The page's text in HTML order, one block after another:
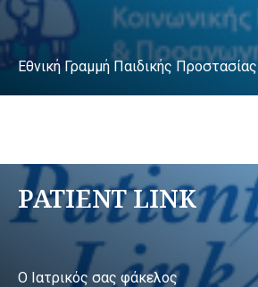
Εθνική Γραμμή Παιδικής Προστασίας
PATIENT LINK
Ο Ιατρικός σας φάκελος